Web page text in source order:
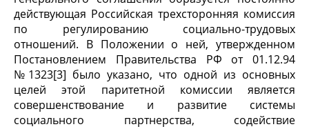
действующая Российская трехсторонняя комиссия
по регулированию социально-трудовых
отношений. В Положении о ней, утвержденном
Постановлением Правительства РФ от 01.12.94
№1323[3] было указано, что одной из основных
целей этой паритетной комиссии является
совершенствование и развитие системы
социального партнерства, содействие